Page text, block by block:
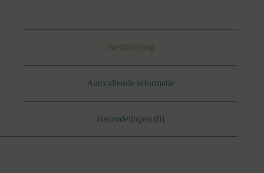
Beschrijving
Aanvullende informatie
Beoordelingen (0)